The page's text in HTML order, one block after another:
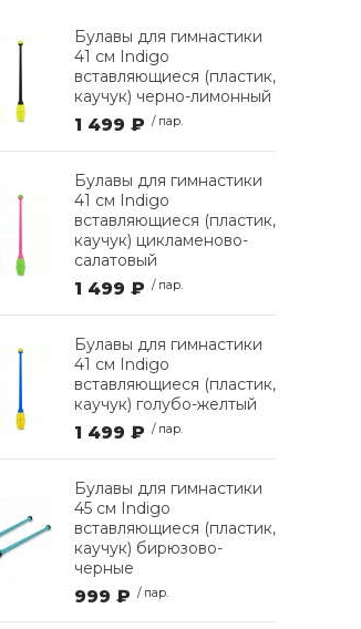
Булавы для гимнастики
41 см Indigo
вставляющиеся (пластик,
каучук) черно-лимонный
1 499 ₽ / пар.
Булавы для гимнастики
41 см Indigo
вставляющиеся (пластик,
каучук) цикламеново-
салатовый
1 499 ₽ / пар.
Булавы для гимнастики
41 см Indigo
вставляющиеся (пластик,
каучук) голубо-желтый
1 499 ₽ / пар.
Булавы для гимнастики
45 см Indigo
вставляющиеся (пластик,
каучук) бирюзово-
черные
999 ₽ / пар.